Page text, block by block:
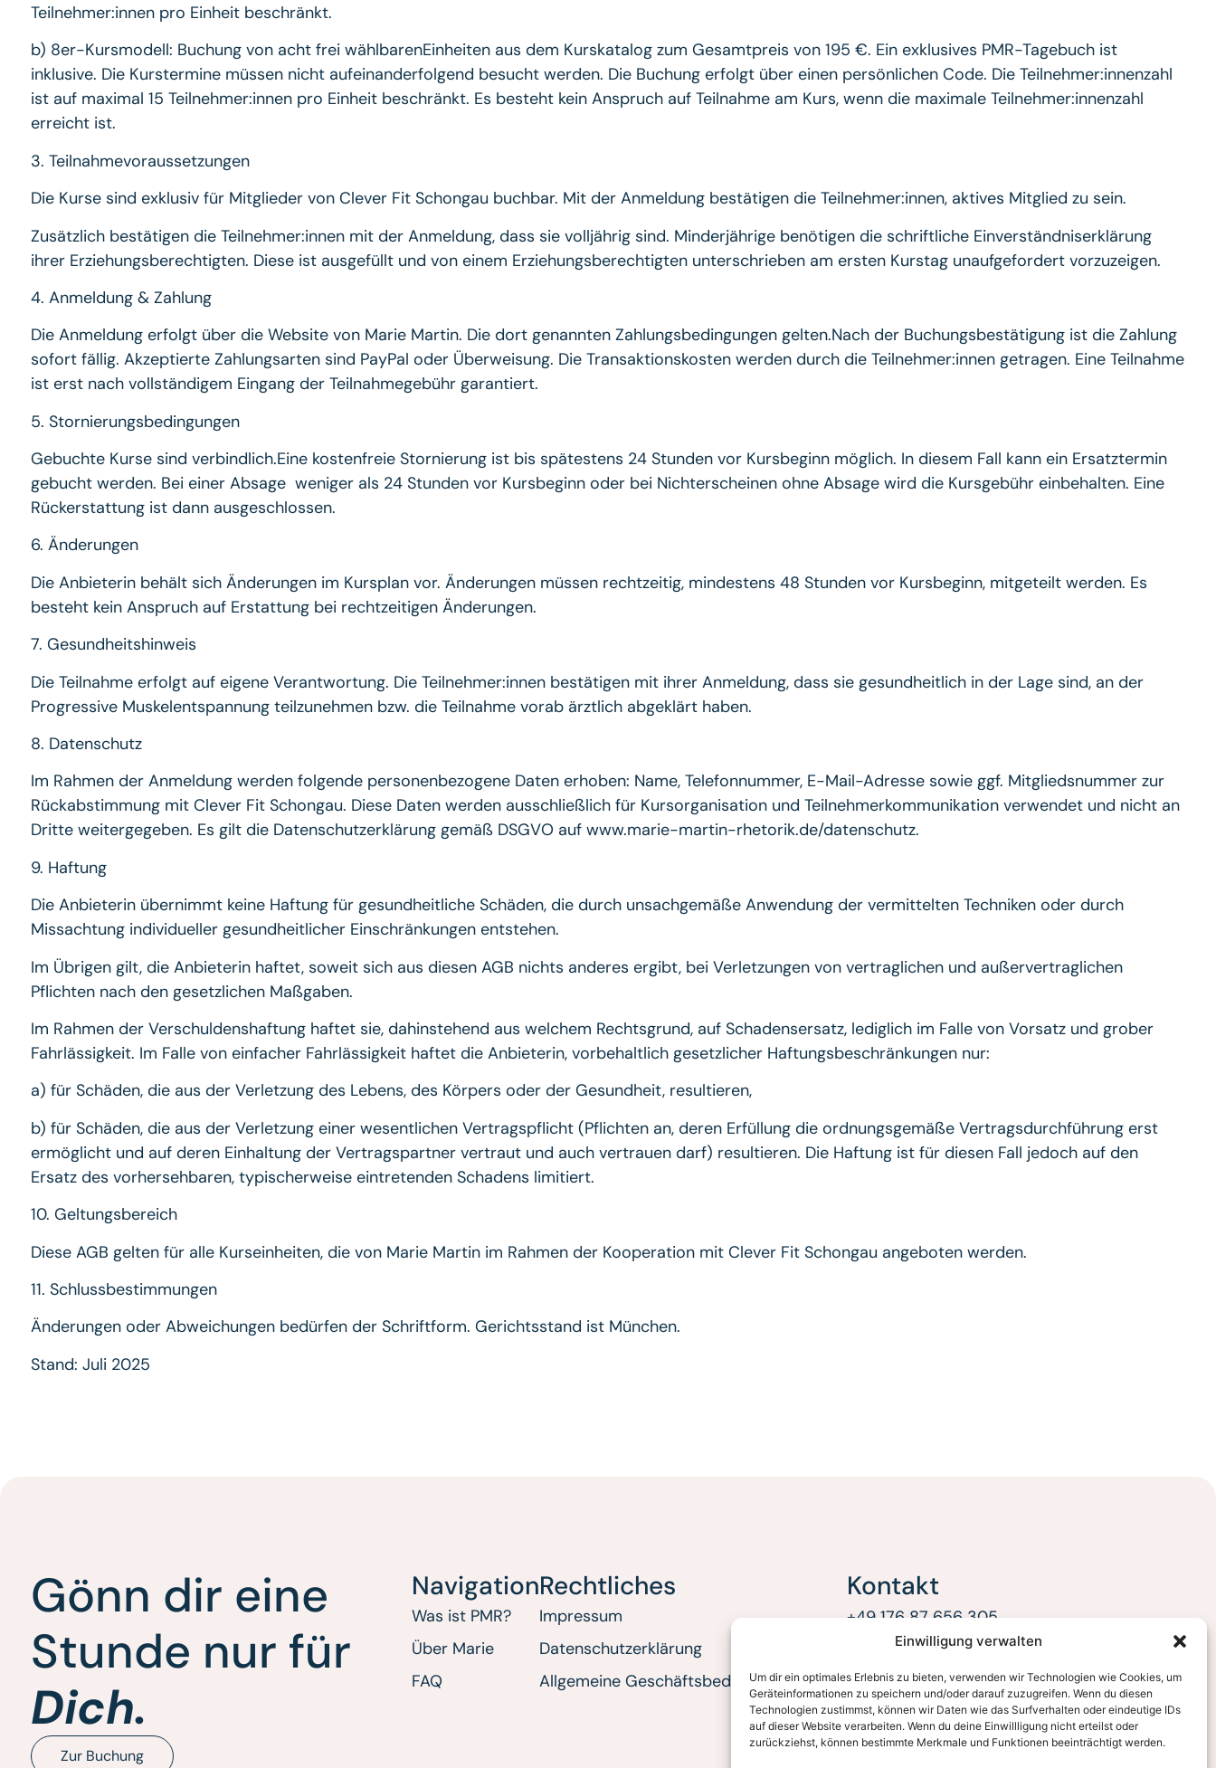
Einwilligung verwalten
Um dir ein optimales Erlebnis zu bieten, verwenden wir Technologien wie Cookies, um
Geräteinformationen zu speichern und/oder darauf zuzugreifen. Wenn du diesen
Technologien zustimmst, können wir Daten wie das Surfverhalten oder eindeutige IDs
auf dieser Website verarbeiten. Wenn du deine Einwillligung nicht erteilst oder
zurückziehst, können bestimmte Merkmale und Funktionen beeinträchtigt werden.
Teilnehmer:innen pro Einheit beschränkt.
b) 8er-Kursmodell: Buchung von acht frei wählbarenEinheiten aus dem Kurskatalog zum Gesamtpreis von 195 €. Ein exklusives PMR-Tagebuch ist
inklusive. Die Kurstermine müssen nicht aufeinanderfolgend besucht werden. Die Buchung erfolgt über einen persönlichen Code. Die Teilnehmer:innenzahl
ist auf maximal 15 Teilnehmer:innen pro Einheit beschränkt. Es besteht kein Anspruch auf Teilnahme am Kurs, wenn die maximale Teilnehmer:innenzahl
erreicht ist.
3. Teilnahmevoraussetzungen
Die Kurse sind exklusiv für Mitglieder von Clever Fit Schongau buchbar. Mit der Anmeldung bestätigen die Teilnehmer:innen, aktives Mitglied zu sein.
Zusätzlich bestätigen die Teilnehmer:innen mit der Anmeldung, dass sie volljährig sind. Minderjährige benötigen die schriftliche Einverständniserklärung
ihrer Erziehungsberechtigten. Diese ist ausgefüllt und von einem Erziehungsberechtigten unterschrieben am ersten Kurstag unaufgefordert vorzuzeigen.
4. Anmeldung & Zahlung
Die Anmeldung erfolgt über die Website von Marie Martin. Die dort genannten Zahlungsbedingungen gelten.Nach der Buchungsbestätigung ist die Zahlung
sofort fällig. Akzeptierte Zahlungsarten sind PayPal oder Überweisung. Die Transaktionskosten werden durch die Teilnehmer:innen getragen. Eine Teilnahme
ist erst nach vollständigem Eingang der Teilnahmegebühr garantiert.
5. Stornierungsbedingungen
Gebuchte Kurse sind verbindlich.Eine kostenfreie Stornierung ist bis spätestens 24 Stunden vor Kursbeginn möglich. In diesem Fall kann ein Ersatztermin
gebucht werden. Bei einer Absage weniger als 24 Stunden vor Kursbeginn oder bei Nichterscheinen ohne Absage wird die Kursgebühr einbehalten. Eine
Rückerstattung ist dann ausgeschlossen.
6. Änderungen
Die Anbieterin behält sich Änderungen im Kursplan vor. Änderungen müssen rechtzeitig, mindestens 48 Stunden vor Kursbeginn, mitgeteilt werden. Es
besteht kein Anspruch auf Erstattung bei rechtzeitigen Änderungen.
7. Gesundheitshinweis
Die Teilnahme erfolgt auf eigene Verantwortung. Die Teilnehmer:innen bestätigen mit ihrer Anmeldung, dass sie gesundheitlich in der Lage sind, an der
Progressive Muskelentspannung teilzunehmen bzw. die Teilnahme vorab ärztlich abgeklärt haben.
8. Datenschutz
Im Rahmen der Anmeldung werden folgende personenbezogene Daten erhoben: Name, Telefonnummer, E-Mail-Adresse sowie ggf. Mitgliedsnummer zur
Rückabstimmung mit Clever Fit Schongau. Diese Daten werden ausschließlich für Kursorganisation und Teilnehmerkommunikation verwendet und nicht an
Dritte weitergegeben. Es gilt die Datenschutzerklärung gemäß DSGVO auf www.marie-martin-rhetorik.de/datenschutz.
9. Haftung
Die Anbieterin übernimmt keine Haftung für gesundheitliche Schäden, die durch unsachgemäße Anwendung der vermittelten Techniken oder durch
Missachtung individueller gesundheitlicher Einschränkungen entstehen.
Im Übrigen gilt, die Anbieterin haftet, soweit sich aus diesen AGB nichts anderes ergibt, bei Verletzungen von vertraglichen und außervertraglichen
Pflichten nach den gesetzlichen Maßgaben.
Im Rahmen der Verschuldenshaftung haftet sie, dahinstehend aus welchem Rechtsgrund, auf Schadensersatz, lediglich im Falle von Vorsatz und grober
Fahrlässigkeit. Im Falle von einfacher Fahrlässigkeit haftet die Anbieterin, vorbehaltlich gesetzlicher Haftungsbeschränkungen nur:
a) für Schäden, die aus der Verletzung des Lebens, des Körpers oder der Gesundheit, resultieren,
b) für Schäden, die aus der Verletzung einer wesentlichen Vertragspflicht (Pflichten an, deren Erfüllung die ordnungsgemäße Vertragsdurchführung erst
ermöglicht und auf deren Einhaltung der Vertragspartner vertraut und auch vertrauen darf) resultieren. Die Haftung ist für diesen Fall jedoch auf den
Ersatz des vorhersehbaren, typischerweise eintretenden Schadens limitiert.
10. Geltungsbereich
Diese AGB gelten für alle Kurseinheiten, die von Marie Martin im Rahmen der Kooperation mit Clever Fit Schongau angeboten werden.
11. Schlussbestimmungen
Änderungen oder Abweichungen bedürfen der Schriftform. Gerichtsstand ist München.
Stand: Juli 2025
Gönn dir eine
Stunde nur für
Dich.
Zur Buchung
Navigation
Was ist PMR?
Über Marie
FAQ
Rechtliches
Impressum
Datenschutzerklärung
Allgemeine Geschäftsbedingungen (AGB)
Kontakt
+49 176 87 656 305
marie.martin.rhetorik@gmail.com
Ulmenweg 4
86956 Schongau